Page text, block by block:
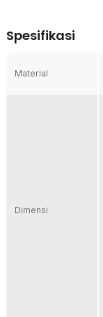
maksimal.
Setiap bagian
menjaga tongsis
digunakan.
nyaman di berbagai
Efek Invisible
Teknologi tembus
sudut pandang
drone tanpa
konten traveling,
Kompatibel
Insta360, GoPro,
memasang
memiliki ulir
digunakan untuk
Spesifikasi
Material
Dimensi